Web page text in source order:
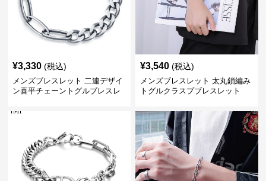
¥3,330 (税込)
メンズブレスレット 二連デザイ
ン喜平チェーントグルブレスレ
¥3,540 (税込)
メンズブレスレット 太丸鎖編み
トグルクラスプブレスレット